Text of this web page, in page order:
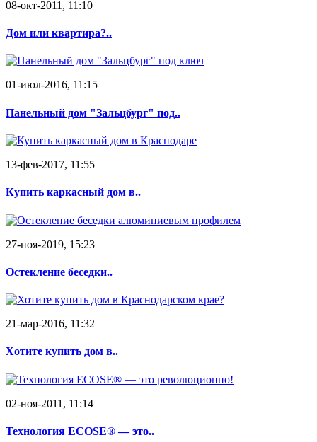
08-окт-2011, 11:10
Дом или квартира?..
01-июл-2016, 11:15
Панельный дом "Зальцбург" под..
13-фев-2017, 11:55
Купить каркасный дом в..
27-ноя-2019, 15:23
Остекление беседки..
21-мар-2016, 11:32
Хотите купить дом в..
02-ноя-2011, 11:14
Технология ECOSE® — это..